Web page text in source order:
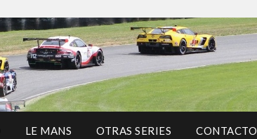
LE MANS OTRAS SERIES CONTACTO